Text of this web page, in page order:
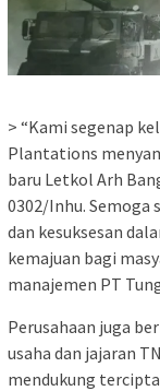
> “Kami segenap
Plantations
baru Letkol Arh
0302/Inhu. Semoga
dan kesuksesan
kemajuan bagi
manajemen PT
Perusahaan juga
usaha dan jajaran
mendukung